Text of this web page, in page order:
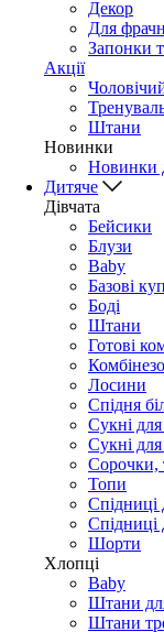
Декор
Для
Запонки
Акції
Штани
Новинки
Новинки
Дитяче
Дівчата
Бейсики
Блузи
Baby
Базові
Боді
Штани
Готові
Лосини
Спідня
Сукні
Сукні
Сорочки,
Топи
Спідниці
Спідниці
Шорти
Хлопці
Baby
Штани
Штани